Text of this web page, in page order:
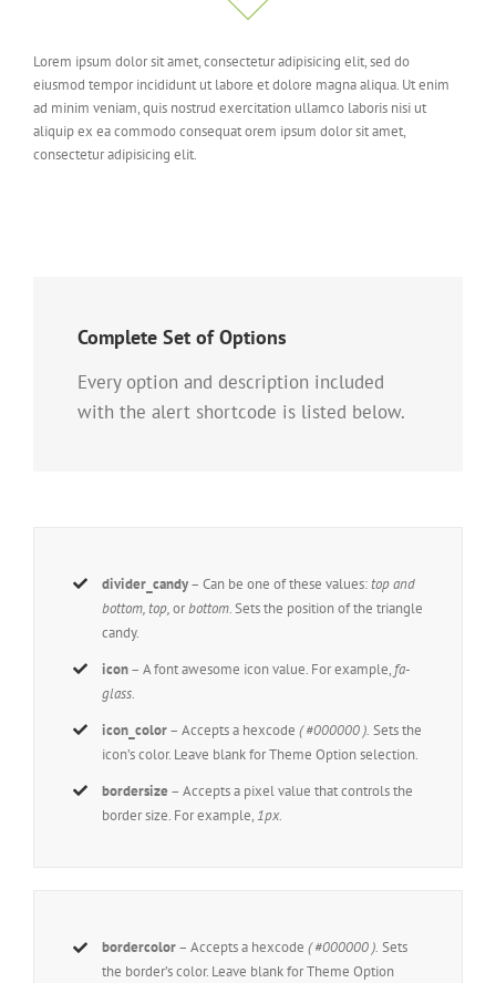
Lorem ipsum dolor sit amet, consectetur adipisicing elit, sed do
eiusmod tempor incididunt ut labore et dolore magna aliqua. Ut enim
ad minim veniam, quis nostrud exercitation ullamco laboris nisi ut
aliquip ex ea commodo consequat orem ipsum dolor sit amet,
consectetur adipisicing elit.
Complete Set of Options
Every option and description included
with the alert shortcode is listed below.
divider_candy– Can be one of these values:top and
bottom, top,orbottom. Sets the position of the triangle
candy.
icon– A font awesome icon value. For example, fa-
glass.
icon_color– Accepts a hexcode( #000000 ). Sets the
icon’s color. Leave blank for Theme Option selection.
bordersize – Accepts a pixel value that controls the
border size. For example, 1px.
bordercolor– Accepts a hexcode( #000000 ). Sets
the border’s color. Leave blank for Theme Option